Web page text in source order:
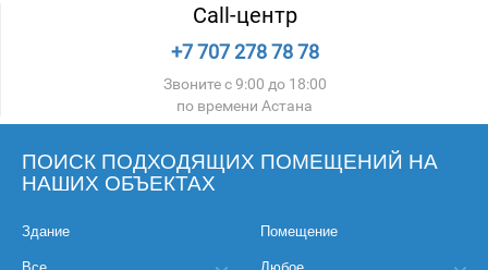
Call-центр
+7 707 278 78 78
Звоните с 9:00 до 18:00
по времени Астана
ПОИСК ПОДХОДЯЩИХ ПОМЕЩЕНИЙ НА
НАШИХ ОБЪЕКТАХ
Здание Помещение